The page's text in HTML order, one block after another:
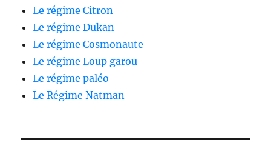
Le régime Citron
Le régime Dukan
Le régime Cosmonaute
Le régime Loup garou
Le régime paléo
Le Régime Natman